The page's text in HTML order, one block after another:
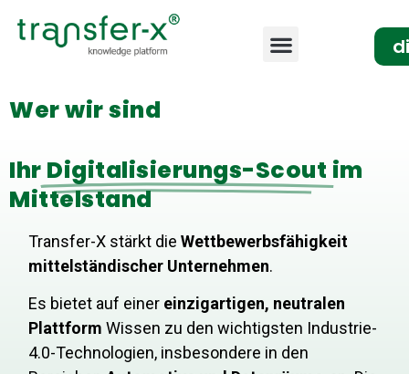
Wer wir sind
Ihr Digitalisierungs-Scout im
Mittelstand
Transfer-X stärkt dieWettbewerbsfähigkeit
mittelständischer Unternehmen.
Es bietet auf einer einzigartigen, neutralen
Plattform Wissen zu den wichtigsten Industrie-
4.0-Technologien, insbesondere in den